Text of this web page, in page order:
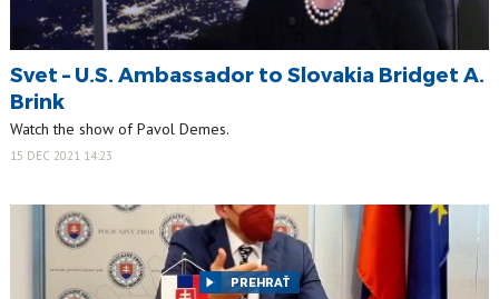
Svet – U.S. Ambassador to Slovakia Bridget A.
Brink
Watch the show of Pavol Demes.
15 DEC 2021 14:23
PREHRAŤ